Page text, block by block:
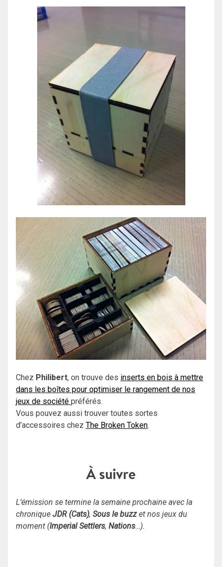
Chez Philibert, on trouve des inserts en bois à mettre
dans les boîtes pour optimiser le rangement de nos
jeux de société préférés.
Vous pouvez aussi trouver toutes sortes
d’accessoires chez The Broken Token.
À suivre
L’émission se termine la semaine prochaine avec la
chronique JDR (Cats), Sous le buzzet nos jeux du
moment (Imperial Settlers, Nations…).